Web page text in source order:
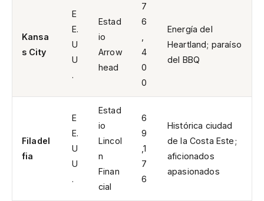
Kansa
s City
E
E.
U
U
.
Estad
io
Arrow
head
7
6
4
0
0
Energía del
Heartland; paraíso
del BBQ
Filadel
fia
E
E.
U
U
.
Estad
io
Lincol
n
Finan
cial
6
9
,1
7
6
Histórica ciudad
de la Costa Este;
aficionados
apasionados